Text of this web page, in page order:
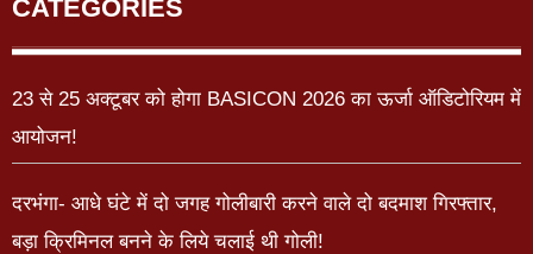
CATEGORIES
23 से 25 अक्टूबर को होगा BASICON 2026 का ऊर्जा ऑडिटोरियम में
आयोजन!
दरभंगा- आधे घंटे में दो जगह गोलीबारी करने वाले दो बदमाश गिरफ्तार,
बड़ा क्रिमिनल बनने के लिये चलाई थी गोली!